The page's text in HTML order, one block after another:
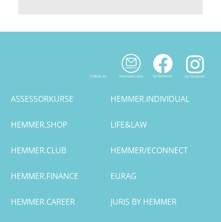
ASSESSORKURSE HEMMER.INDIVIDUAL
HEMMER.SHOP LIFE&LAW
HEMMER.CLUB HEMMER/ECONNECT
HEMMER.FINANCE EURAG
HEMMER.CAREER JURIS BY HEMMER